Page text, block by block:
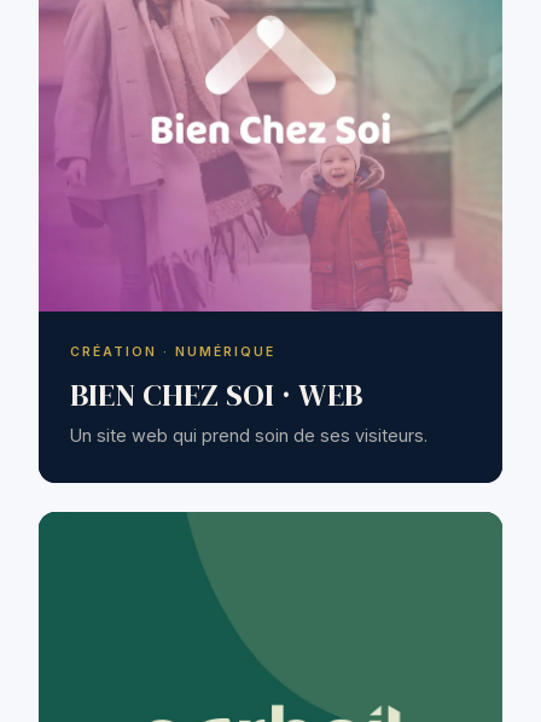
CRÉATION · NUMÉRIQUE
BIEN CHEZ SOI · WEB
Un site web qui prend soin de ses visiteurs.